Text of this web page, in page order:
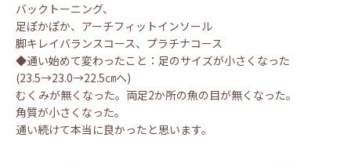
バックトーニング、
足ぽかぽか、アーチフィットインソール
脚キレイバランスコース、プラチナコース
◆通い始めて変わったこと：足のサイズが小さくなった
(23.5→23.0→22.5㎝へ)
むくみが無くなった。両足2か所の魚の目が無くなった。
角質が小さくなった。
通い続けて本当に良かったと思います。